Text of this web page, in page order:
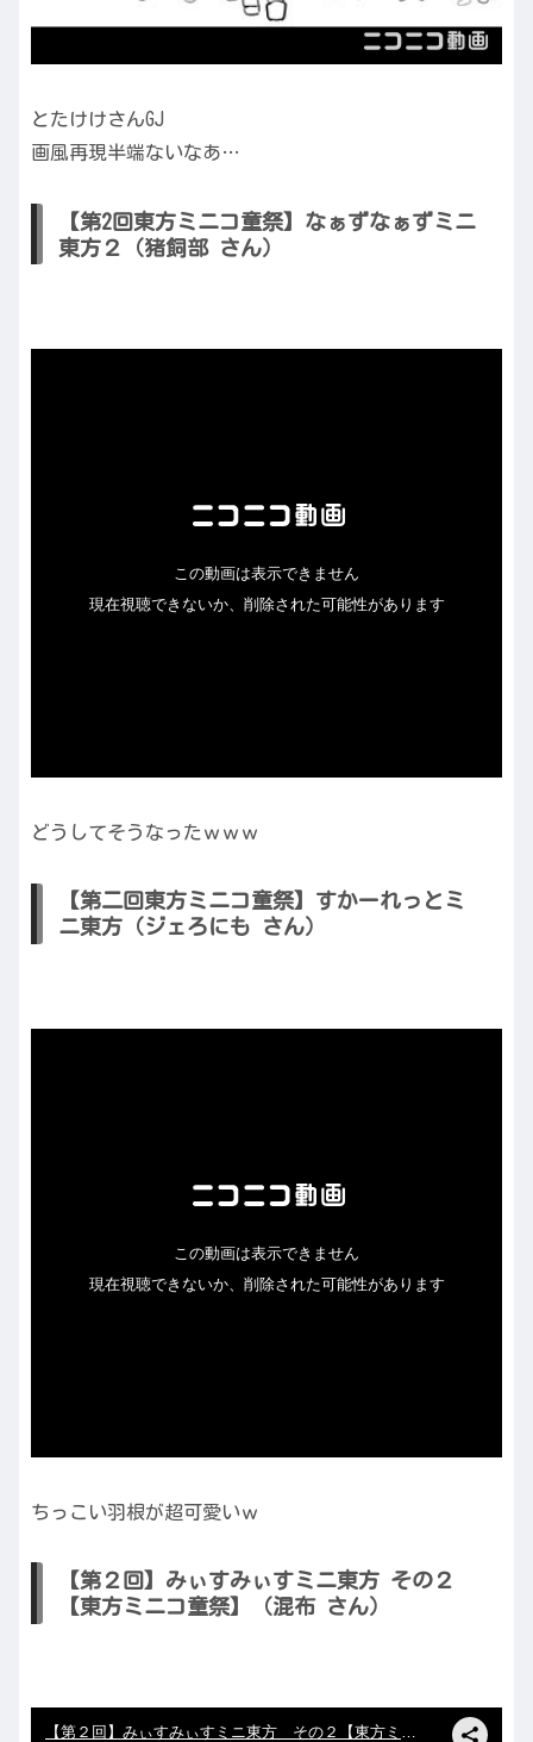
とたけけさんGJ
画風再現半端ないなあ…
【第2回東方ミニコ童祭】なぁずなぁずミニ
東方２（猪飼部 さん）
どうしてそうなったｗｗｗ
【第二回東方ミニコ童祭】すかーれっとミ
ニ東方（ジェろにも さん）
ちっこい羽根が超可愛いｗ
【第２回】みぃすみぃすミニ東方 その２
【東方ミニコ童祭】（混布 さん）